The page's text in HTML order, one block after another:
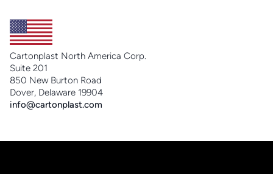
Cartonplast North America Corp.
Suite 201
850 New Burton Road
Dover, Delaware 19904
info@cartonplast.com